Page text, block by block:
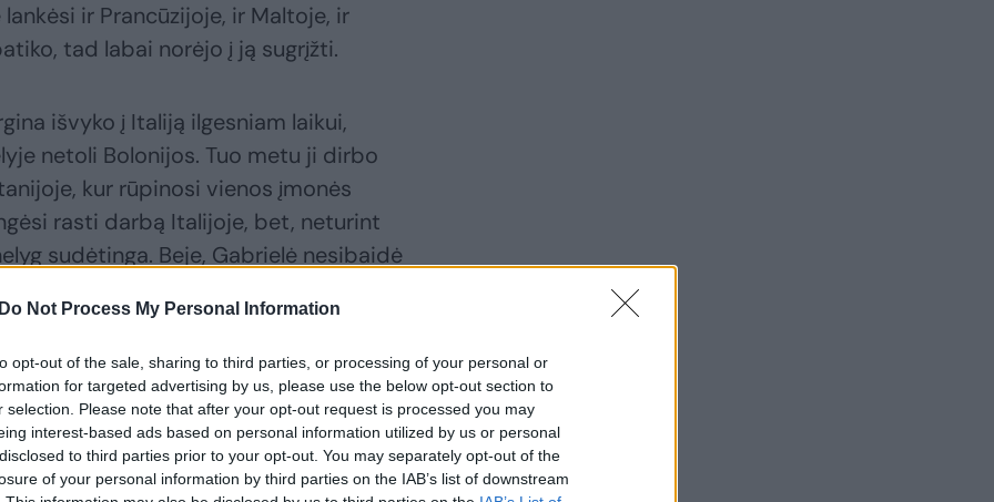
Do Not Process My Personal Information
opt-out of the sale, sharing to third parties, or processing of your personal or
for targeted advertising by us, please use the below opt-out section to
selection. Please note that after your opt-out request is processed you may
interest-based ads based on personal information utilized by us or personal
to third parties prior to your opt-out. You may separately opt-out of the
of your personal information by third parties on the IAB’s list of downstream
ir Prancūzijoje, ir Maltoje, ir
tad labai norėjo į ją sugrįžti.
išvyko į Italiją ilgesniam laikui,
netoli Bolonijos. Tuo metu ji dirbo
kur rūpinosi vienos įmonės
rasti darbą Italijoje, bet, neturint
sudėtinga. Beje, Gabrielė nesibaidė
– dar Lietuvoje
apskritai yra vienas iš jos pomėgių.
– vaikiną, kuris dabar jau yra jos